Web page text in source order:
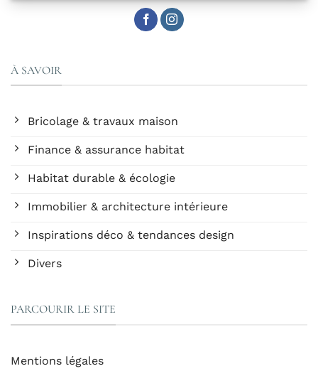
À SAVOIR
Bricolage & travaux maison
Finance & assurance habitat
Habitat durable & écologie
Immobilier & architecture intérieure
Inspirations déco & tendances design
Divers
PARCOURIR LE SITE
Mentions légales